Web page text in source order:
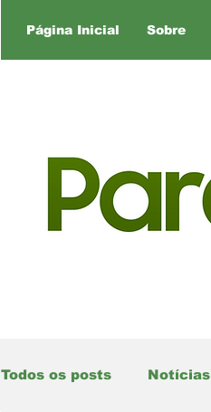
Página Inicial Sobre
Todos os posts Notícias